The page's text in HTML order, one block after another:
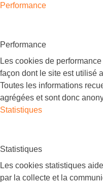
Performance
Performance
Les cookies de
façon dont le site est utilisé
Toutes les informations
agrégées et sont donc
Statistiques
Statistiques
Les cookies statistiques
par la collecte et la